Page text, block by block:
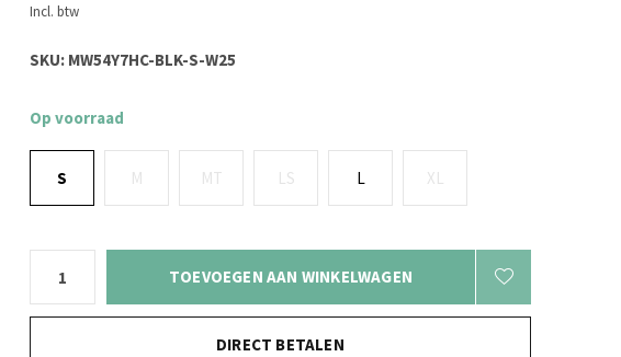
Incl. btw
SKU: MW54Y7HC-BLK-S-W25
Op voorraad
S M MT LS L XL
TOEVOEGEN AAN WINKELWAGEN
DIRECT BETALEN